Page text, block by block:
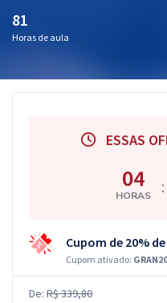
Aprovados
81
Horas de aula
ESSAS
04
HORAS :
Cupom de 20%
Cupom ativado:
De: R$ 339,80